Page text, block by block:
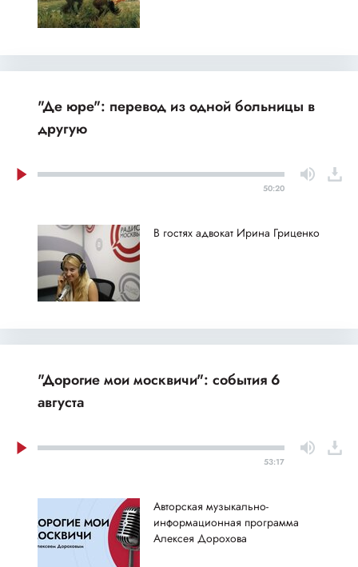
"Де юре": перевод из одной больницы в
другую
50:20
В гостях адвокат Ирина Гриценко
"Дорогие мои москвичи": события 6
августа
53:17
Авторская музыкально-
информационная программа
Алексея Дорохова